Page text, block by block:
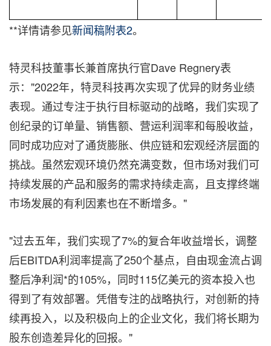
**详情请参见新闻稿附表2。
特灵科技董事长兼首席执行官Dave Regnery表
示："2022年，特灵科技再次实现了优异的财务业绩
表现。通过专注于执行目标驱动的战略，我们实现了
创纪录的订单量、销售额、营运利润率和每股收益，
同时成功应对了通货膨胀、供应链和宏观经济层面的
挑战。虽然宏观环境仍然充满变数，但市场对我们可
持续发展的产品和服务的需求持续走高，且支撑终端
市场发展的有利因素也在不断增多。"
"过去五年，我们实现了7%的复合年收益增长，调整
后EBITDA利润率提高了250个基点，自由现金流占调
整后净利润*的105%，同时115亿美元的资本投入也
得到了有效部署。凭借专注的战略执行，对创新的持
续再投入，以及积极向上的企业文化，我们将长期为
股东创造差异化的回报。"